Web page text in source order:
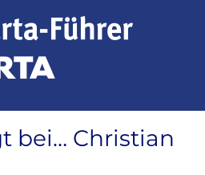
bei… Christian